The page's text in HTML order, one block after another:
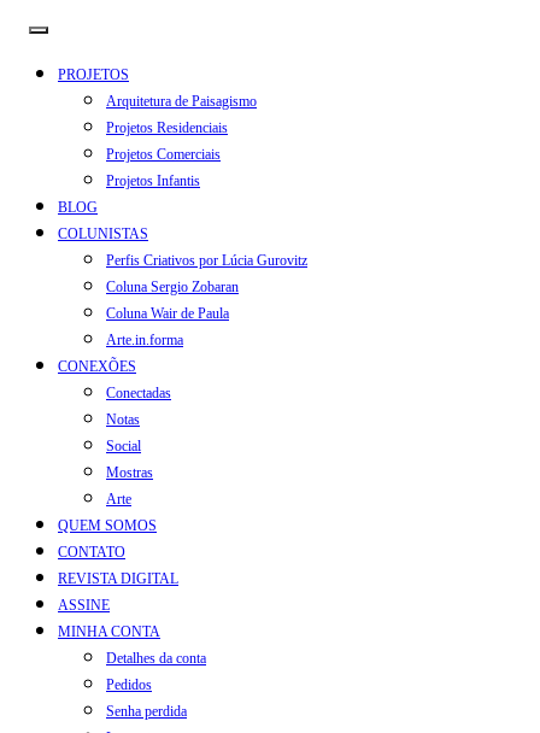
PROJETOS
Arquitetura de Paisagismo
Projetos Residenciais
Projetos Comerciais
Projetos Infantis
BLOG
COLUNISTAS
Perfis Criativos por Lúcia Gurovitz
Coluna Sergio Zobaran
Coluna Wair de Paula
Arte.in.forma
CONEXÕES
Conectadas
Notas
Social
Mostras
Arte
QUEM SOMOS
CONTATO
REVISTA DIGITAL
ASSINE
MINHA CONTA
Detalhes da conta
Pedidos
Senha perdida